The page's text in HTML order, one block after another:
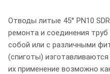
Отводы литые 45° PN10
ремонта и соединения
собой или с различными
(спиготы)
их применение возможно